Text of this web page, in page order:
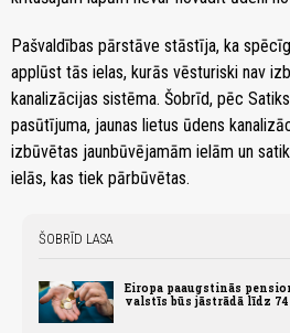
Pašvaldības pārstāve stāstīja, ka
applūst tās ielas, kurās vēsturiski nav
kanalizācijas sistēma. Šobrīd, pēc
pasūtījuma, jaunas lietus ūdens
izbūvētas jaunbūvējamām ielām un
ielās, kas tiek pārbūvētas.
ŠOBRĪD LASA
Eiropa paaugstinās
valstīs būs jāstrādā līdz